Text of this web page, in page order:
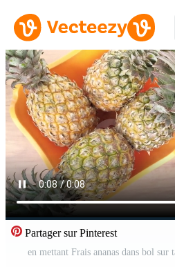
Partager sur Pinterest
en mettant Frais ananas dans bol sur